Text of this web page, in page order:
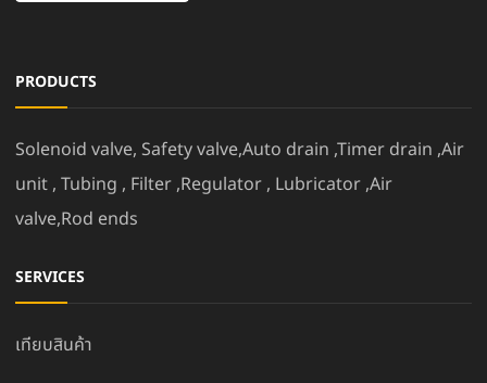
PRODUCTS
Solenoid valve, Safety valve,Auto drain ,Timer drain ,Air
unit , Tubing , Filter ,Regulator , Lubricator ,Air
valve,Rod ends
SERVICES
เทียบสินค้า